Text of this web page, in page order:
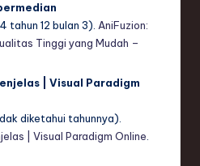
tahun 12 bulan 3). AniFuzion:
Tinggi yang Mudah –
| Visual Paradigm
diketahui tahunnya).
| Visual Paradigm Online